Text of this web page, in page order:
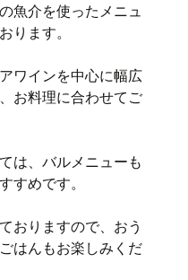
魚介を使ったメニュ
ります。
ワインを中心に幅広
お料理に合わせてご
は、バルメニューも
すめです。
おりますので、おう
はんもお楽しみくだ